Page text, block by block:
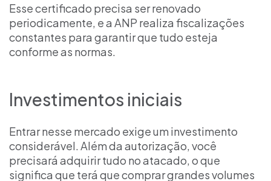
Esse certificado precisa ser renovado
periodicamente, e a ANP realiza fiscalizações
constantes para garantir que tudo esteja
conforme as normas.
Investimentos iniciais
Entrar nesse mercado exige um investimento
considerável. Além da autorização, você
precisará adquirir tudo no atacado, o que
significa que terá que comprar grandes volumes